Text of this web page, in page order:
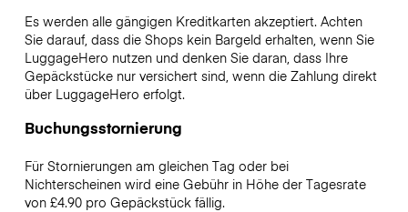
Es werden alle gängigen Kreditkarten akzeptiert. Achten
Sie darauf, dass die Shops kein Bargeld erhalten, wenn Sie
LuggageHero nutzen und denken Sie daran, dass Ihre
Gepäckstücke nur versichert sind, wenn die Zahlung direkt
über LuggageHero erfolgt.
Buchungsstornierung
Für Stornierungen am gleichen Tag oder bei
Nichterscheinen wird eine Gebühr in Höhe der Tagesrate
von £4.90 pro Gepäckstück fällig.